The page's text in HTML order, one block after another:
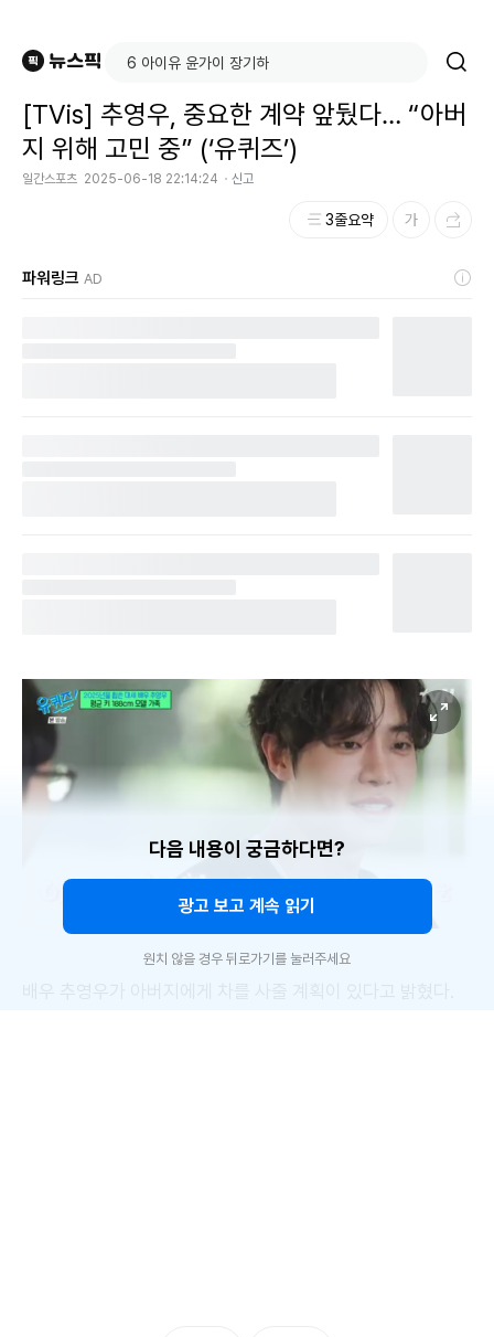
[TVis] 추영우, 중요한 계약 앞뒀다… “아버
지 위해 고민 중” (‘유퀴즈’)
일간스포츠 2025-06-18 22:14:24 신고
3줄요약
파워링크 AD
다음 내용이 궁금하다면?
광고 보고 계속 읽기
원치 않을 경우 뒤로가기를 눌러주세요